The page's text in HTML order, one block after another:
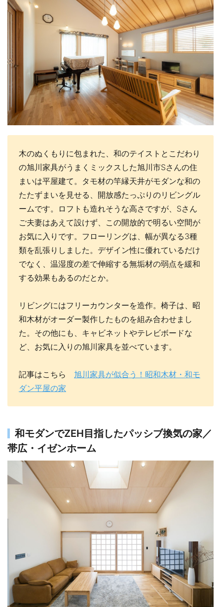
木のぬくもりに包まれた、和のテイストとこだわり
の旭川家具がうまくミックスした旭川市Sさんの住
まいは平屋建て。タモ材の竿縁天井がモダンな和の
たたずまいを見せる、開放感たっぷりのリビングル
ームです。ロフトも造れそうな高さですが、Sさん
ご夫妻はあえて設けず、この開放的で明るい空間が
お気に入りです。フローリングは、幅が異なる3種
類を乱張りしました。デザイン性に優れているだけ
でなく、温湿度の差で伸縮する無垢材の弱点を緩和
する効果もあるのだとか。
リビングにはフリーカウンターを造作。椅子は、昭
和木材がオーダー製作したものを組み合わせまし
た。その他にも、キャビネットやテレビボードな
ど、お気に入りの旭川家具を並べています。
記事はこちら 旭川家具が似合う！昭和木材・和モ
ダン平屋の家
和モダンでZEH目指したパッシブ換気の家／
帯広・イゼンホーム